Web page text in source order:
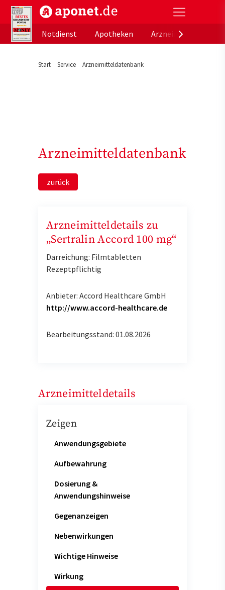
aponet.de - Das offizielle Gesundheitsportal der
Notdienst
Apotheken
Start Service Arzneimitteldatenbank
Arzneimitteldatenbank
zurück
Arzneimitteldetails zu
„Sertralin Accord 100 mg“
Darreichung: Filmtabletten
Rezeptpflichtig
Anbieter: Accord Healthcare GmbH
http://www.accord-healthcare.de
Bearbeitungsstand: 01.08.2026
Arzneimitteldetails
Zeigen
Anwendungsgebiete
Aufbewahrung
Dosierung &
Anwendungshinweise
Gegenanzeigen
Nebenwirkungen
Wichtige Hinweise
Wirkung